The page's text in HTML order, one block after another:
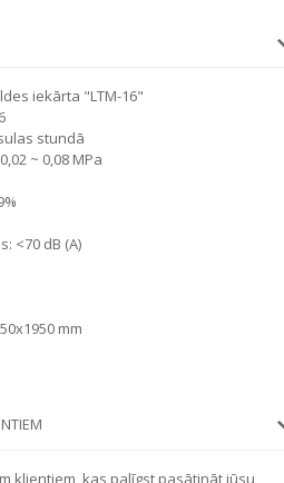
iekārta "LTM-16"
stundā
~ 0,08 MPa
<70 dB (A)
mm
klientiem, kas palīgst pasātināt jūsu